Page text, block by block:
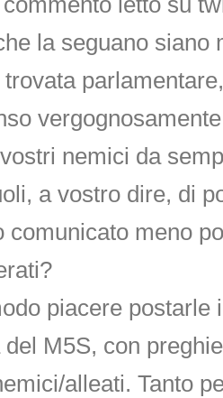
la seguano siano
nemici da
a vostro dire, di
comunicato meno
piacere postarle
M5S, con
alleati. Tanto